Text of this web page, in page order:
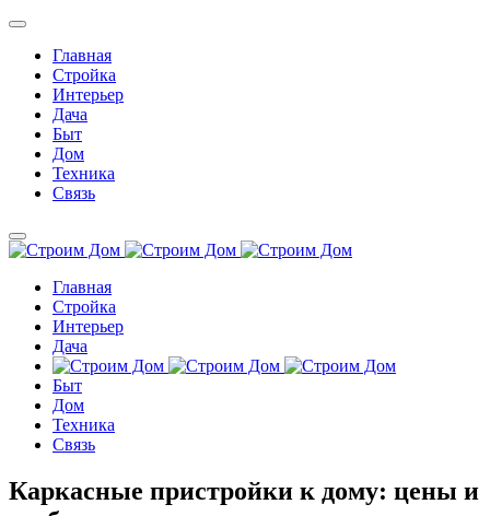
Главная
Стройка
Интерьер
Дача
Быт
Дом
Техника
Связь
Главная
Стройка
Интерьер
Дача
Быт
Дом
Техника
Связь
Каркасные пристройки к дому: цены и